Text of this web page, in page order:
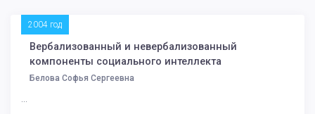
2004 год
Вербализованный и невербализованный
компоненты социального интеллекта
Белова Софья Сергеевна
...